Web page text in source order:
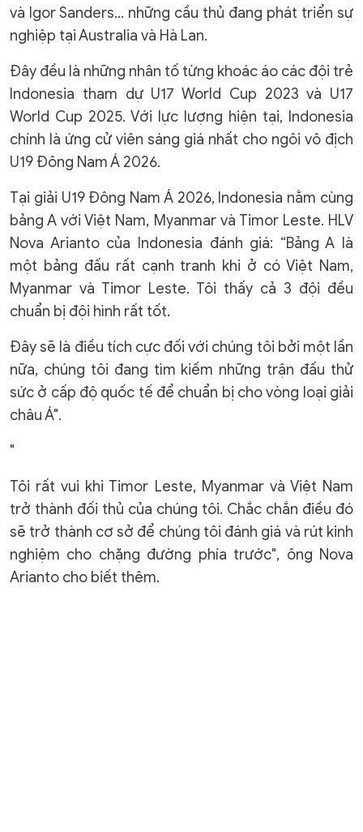
và Igor Sanders... những cầu thủ đang phát triển sự
nghiệp tại Australia và Hà Lan.
Đây đều là những nhân tố từng khoác áo các đội trẻ
Indonesia tham dự U17 World Cup 2023 và U17
World Cup 2025. Với lực lượng hiện tại, Indonesia
chính là ứng cử viên sáng giá nhất cho ngôi vô địch
U19 Đông Nam Á 2026.
Tại giải U19 Đông Nam Á 2026, Indonesia nằm cùng
bảng A với Việt Nam, Myanmar và Timor Leste. HLV
Nova Arianto của Indonesia đánh giá: “Bảng A là
một bảng đấu rất cạnh tranh khi ở có Việt Nam,
Myanmar và Timor Leste. Tôi thấy cả 3 đội đều
chuẩn bị đội hình rất tốt.
Đây sẽ là điều tích cực đối với chúng tôi bởi một lần
nữa, chúng tôi đang tìm kiếm những trận đấu thử
sức ở cấp độ quốc tế để chuẩn bị cho vòng loại giải
châu Á".
"
Tôi rất vui khi Timor Leste, Myanmar và Việt Nam
trở thành đối thủ của chúng tôi. Chắc chắn điều đó
sẽ trở thành cơ sở để chúng tôi đánh giá và rút kinh
nghiệm cho chặng đường phía trước", ông Nova
Arianto cho biết thêm.